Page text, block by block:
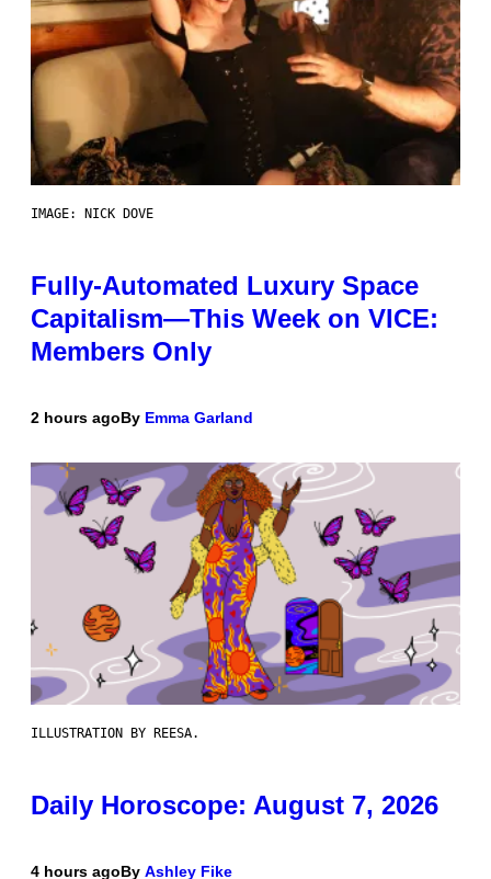
IMAGE: NICK DOVE
Fully-Automated Luxury Space
Capitalism—This Week on VICE:
Members Only
2 hours agoBy Emma Garland
ILLUSTRATION BY REESA.
Daily Horoscope: August 7, 2026
4 hours agoBy Ashley Fike